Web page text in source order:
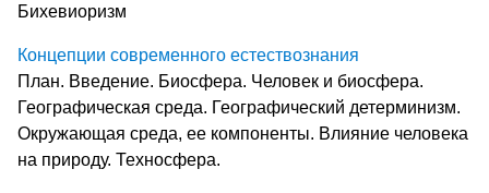
Бихевиоризм
Концепции современного естествознания
План. Введение. Биосфера. Человек и биосфера.
Географическая среда. Географический детерминизм.
Окружающая среда, ее компоненты. Влияние человека
на природу. Техносфера.